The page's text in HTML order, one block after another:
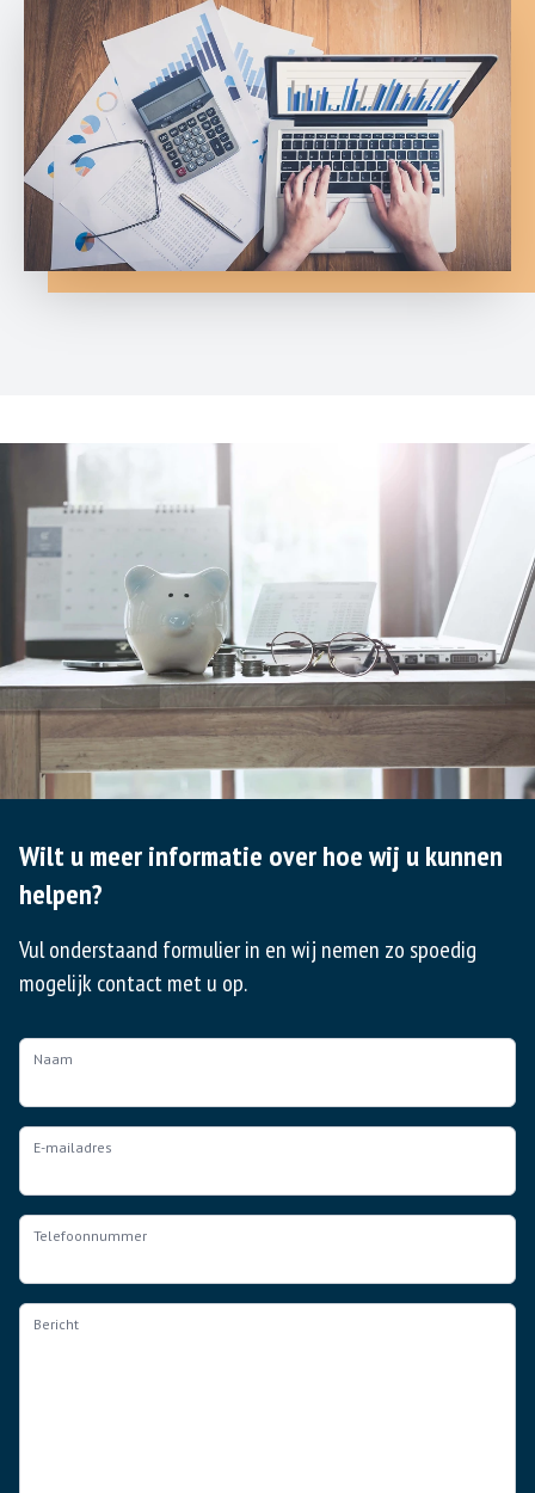
Wilt u meer informatie over hoe wij u kunnen
helpen?
Vul onderstaand formulier in en wij nemen zo spoedig
mogelijk contact met u op.
Naam
E-mailadres
Telefoonnummer
Bericht